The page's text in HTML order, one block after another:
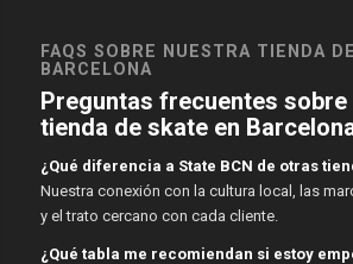
FAQS SOBRE NUESTRA TIENDA
BARCELONA
Preguntas frecuentes sobre
tienda de skate en
¿Qué diferencia a State BCN de otras
Nuestra conexión con la cultura local, las
y el trato cercano con cada cliente.
¿Qué tabla me recomiendan si estoy